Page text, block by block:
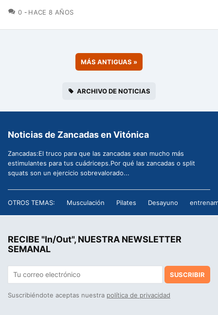
0 COMENTARIOS
HACE 8 AÑOS
MÁS ANTIGUAS »
ARCHIVO DE NOTICIAS
Noticias de Zancadas en Vitónica
Zancadas:El truco para que las zancadas sean mucho más
estimulantes para tus cuádriceps.Por qué las zancadas o split
squats son un ejercicio sobrevalorado...
OTROS TEMAS: Musculación Pilates Desayuno
RECIBE "In/Out", NUESTRA NEWSLETTER
SEMANAL
SUSCRIBIR
Suscribiéndote aceptas nuestra política de privacidad